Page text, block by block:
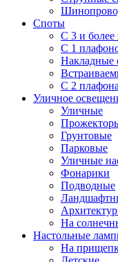
Споты
С 3 и
С 1
Накладные
С 2
Уличное
Уличные
Грунтовые
Парковые
Уличные
Фонарики
Подводные
На
Настольные
На